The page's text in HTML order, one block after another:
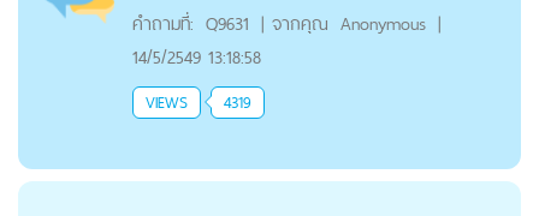
คำถามที่: Q9631 | จากคุณ Anonymous |
14/5/2549 13:18:58
VIEWS 4319